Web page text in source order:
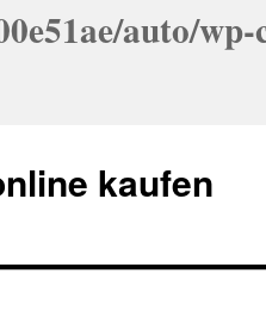
auto/
kaufen